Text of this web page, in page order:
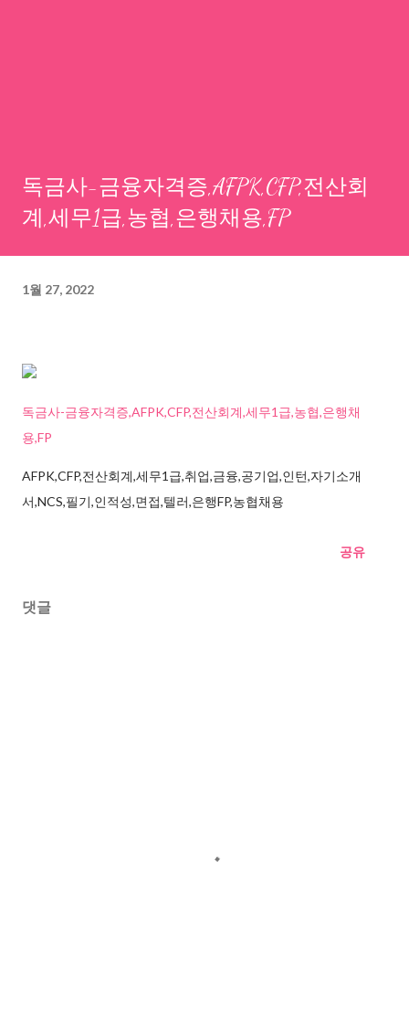
독금사-금융자격증,AFPK,CFP,전산회
계,세무1급,농협,은행채용,FP
1월 27, 2022
독금사-금융자격증,AFPK,CFP,전산회계,세무1급,농협,은행채
용,FP
AFPK,CFP,전산회계,세무1급,취업,금융,공기업,인턴,자기소개
서,NCS,필기,인적성,면접,텔러,은행FP,농협채용
공유
댓글